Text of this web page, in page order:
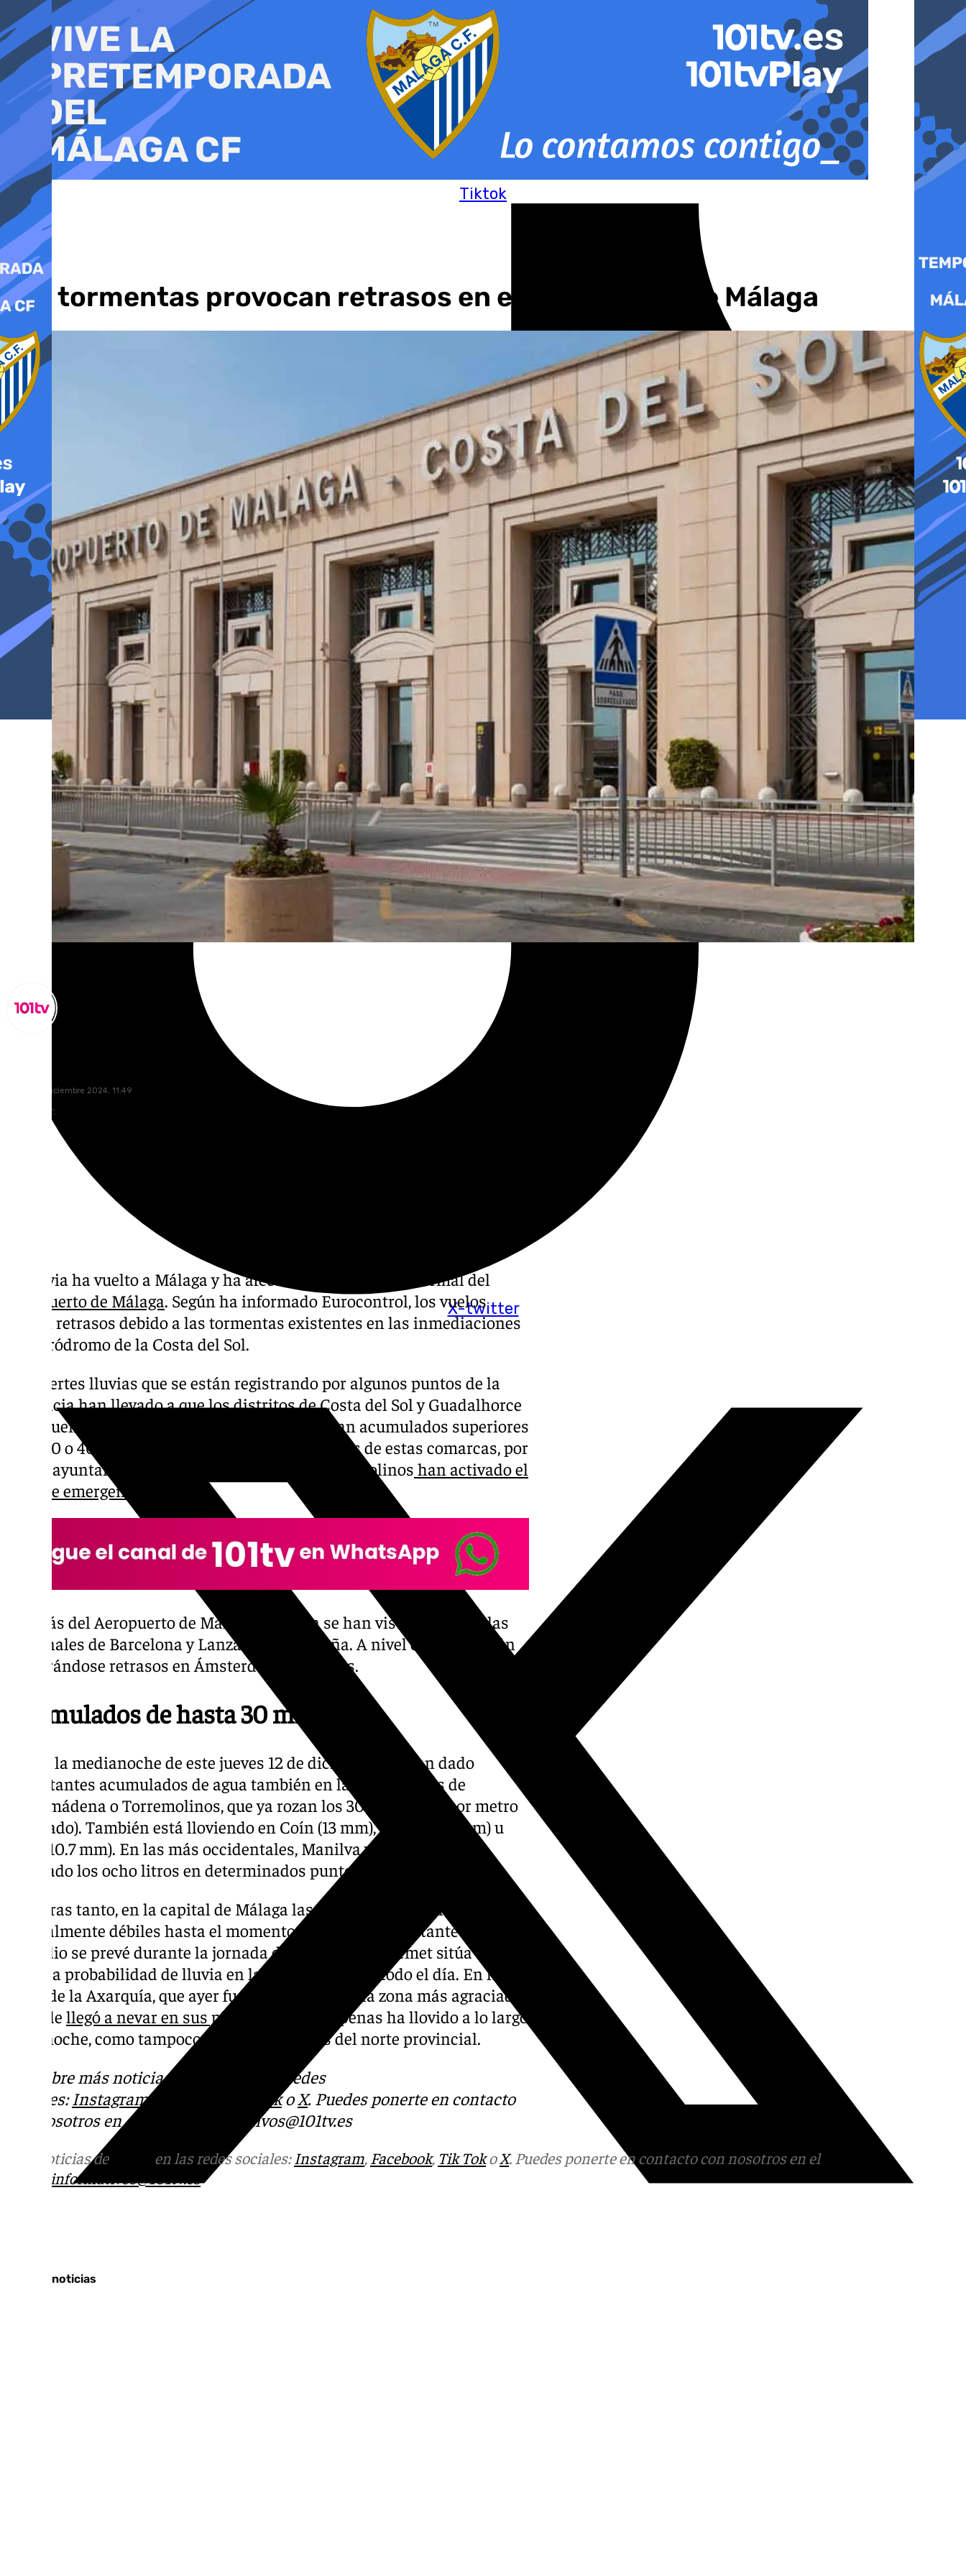
al
contenido
Tiktok
X-twitter
Las tormentas provocan retrasos en el Aeropuerto de Málaga
jueves, 12 diciembre 2024, 11:49
Compartir:
La lluvia ha vuelto a Málaga y ha afectado a la actividad normal del
Aeropuerto de Málaga. Según ha informado Eurocontrol, los vuelos
sufren retrasos debido a las tormentas existentes en las inmediaciones
del aeródromo de la Costa del Sol.
Las fuertes lluvias que se están registrando por algunos puntos de la
provincia han llevado a que los distritos de Costa del Sol y Guadalhorce
se encuentren en aviso naranja. No se descartan acumulados superiores
a los 30 o 40 litros en apenas una hora en puntos de estas comarcas, por
lo que ayuntamientos como el de Málaga o Torremolinos han activado el
plan de emergencia
Además del Aeropuerto de Málaga, también se han visto afectados las
terminales de Barcelona y Lanzarote en España. A nivel europeo, están
registrándose retrasos en Ámsterdam o Londres.
Acumulados de hasta 30 mm
Desde la medianoche de este jueves 12 de diciembre, se han dado
importantes acumulados de agua también en las localidades de
Benalmádena o Torremolinos, que ya rozan los 30 mm (litros por metro
cuadrado). También está lloviendo en Coín (13 mm), Monda (12 mm) u
Ojén (10.7 mm). En las más occidentales, Manilva y Estepona han
superado los ocho litros en determinados puntos.
Mientras tanto, en la capital de Málaga las precipitaciones han sido
generalmente débiles hasta el momento, aunque lo importante de este
episodio se prevé durante la jornada de este jueves y Aemet sitúa en el
100% la probabilidad de lluvia en la capital durante todo el día. En la
costa de la Axarquía, que ayer fue probablemente la zona más agraciada
y donde llegó a nevar en sus picos más altos
, apenas ha llovido a lo largo
de la noche, como tampoco en amplias zonas del norte provincial.
Descubre más noticias de 101Tv en las redes
sociales:Instagram, Tik TokoX. Puedes ponerte en contacto
con nosotros en el correo
informativos@101tv.es
Más noticias de en las redes sociales:Instagram, Facebook, Tik TokoX. Puedes ponerte en contacto con nosotros en el
informativos@101tv.es
Últimas noticias